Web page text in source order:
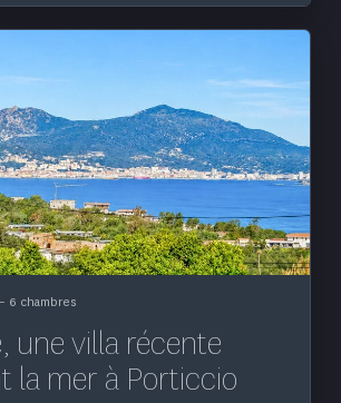
Voir le bien
chambres
une villa récente
la mer à Porticcio